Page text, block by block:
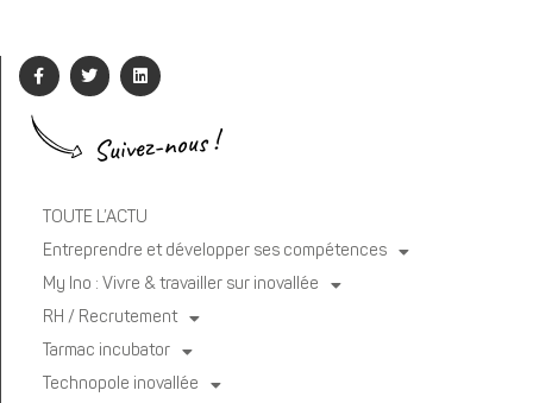
Suivez-nous !
TOUTE L’ACTU
Entreprendre et développer ses compétences
My Ino : Vivre & travailler sur inovallée
RH / Recrutement
Tarmac incubator
Technopole inovallée